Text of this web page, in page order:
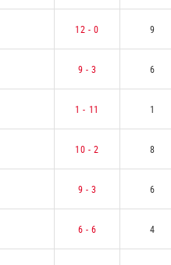
12 - 0 9
9 - 3 6
1 - 11 1
10 - 2 8
9 - 3 6
6 - 6 4